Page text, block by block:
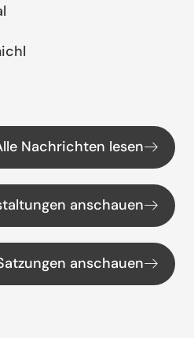
Nachrichten lesen
anschauen
anschauen